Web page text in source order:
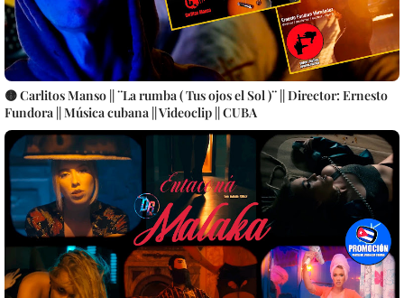
🟡 Carlitos Manso || ¨La rumba ( Tus ojos el Sol )¨ || Director: Ernesto
Fundora || Música cubana || Videoclip || CUBA